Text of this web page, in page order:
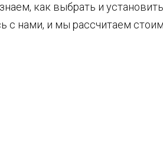
как выбрать и
с нами, и мы рассчитаем